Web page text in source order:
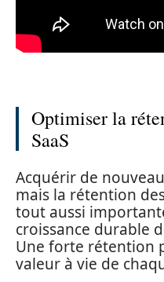
Optimiser la
SaaS
Acquérir de
mais la rétention
tout aussi
croissance durable
Une forte rétention
valeur à vie de